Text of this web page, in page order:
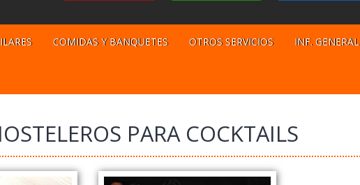
COMIDAS Y BANQUETES OTROS SERVICIOS INF. GENERAL
PARA COCKTAILS